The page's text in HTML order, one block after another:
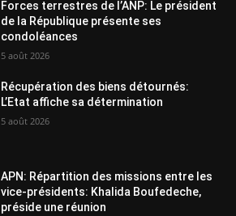
Forces terrestres de l’ANP: Le président
de la République présente ses
condoléances
5 août 2026
Récupération des biens détournés:
L’Etat affiche sa détermination
5 août 2026
APN: Répartition des missions entre les
vice-présidents: Khalida Boufedeche,
préside une réunion